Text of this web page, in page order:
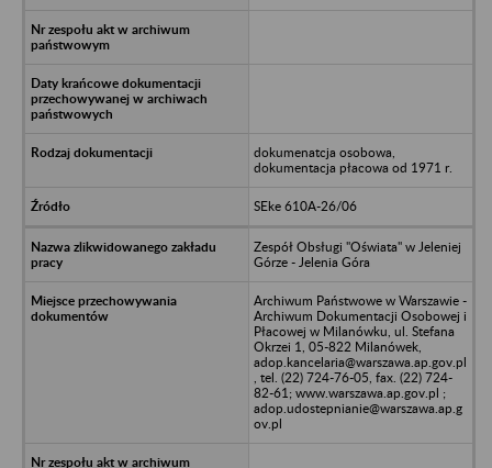
dokumenatcja osobowa,
dokumentacja płacowa od 1971 r.
SEke 610A-26/06
Zespół Obsługi "Oświata" w Jeleniej
Górze - Jelenia Góra
Archiwum Państwowe w Warszawie -
Archiwum Dokumentacji Osobowej i
Płacowej w Milanówku, ul. Stefana
Okrzei 1, 05-822 Milanówek,
adop.kancelaria@warszawa.ap.gov.pl
, tel. (22) 724-76-05, fax. (22) 724-
82-61; www.warszawa.ap.gov.pl ;
adop.udostepnianie@warszawa.ap.g
ov.pl